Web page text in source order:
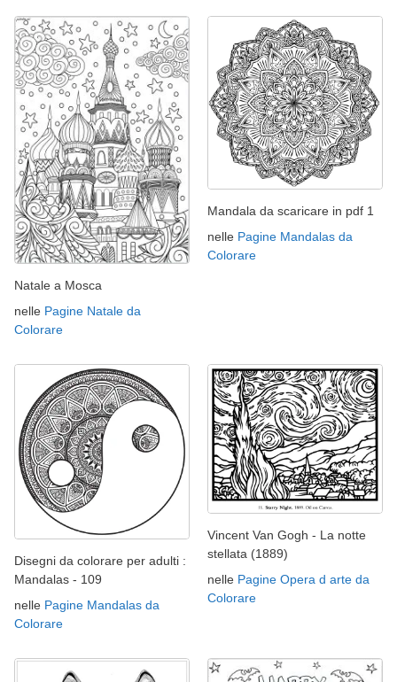
Natale a Mosca
nelle Pagine Natale da
Colorare
Mandala da scaricare in pdf 1
nelle Pagine Mandalas da
Colorare
Disegni da colorare per adulti :
Mandalas - 109
nelle Pagine Mandalas da
Colorare
Vincent Van Gogh - La notte
stellata (1889)
nelle Pagine Opera d arte da
Colorare